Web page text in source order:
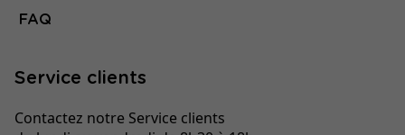
FAQ
Service clients
Contactez notre Service clients